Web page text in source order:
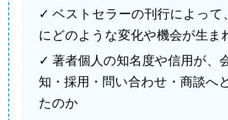
✓ ベストセラーの刊行によって
にどのような変化や機会が生ま
✓ 著者個人の知名度や信用が、
知・採用・問い合わせ・商談へ
たのか